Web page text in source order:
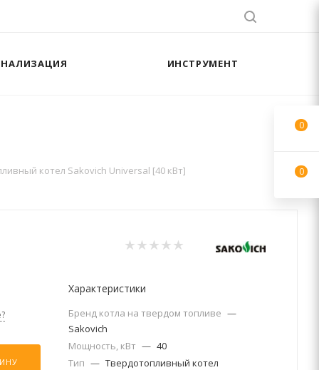
ИНСТРУМЕНТ
котел Sakovich Universal [40 кВт]
Характеристики
Бренд котла на твердом топливе —
Sakovich
Мощность, кВт — 40
Тип — Твердотопливный котел
0
0